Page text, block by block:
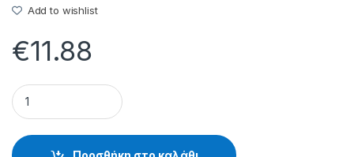
Add to wishlist
€11.88
ΠΑΡΑΜΑΝΕΣ RUBBER - 41.55.02.004 quantity